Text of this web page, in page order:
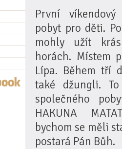
První
pobyt pro děti.
mohly užít
horách. Místem
Lípa. Během tří
také džungli.
společného
HAKUNA
bychom se měli
postará Pán Bůh.